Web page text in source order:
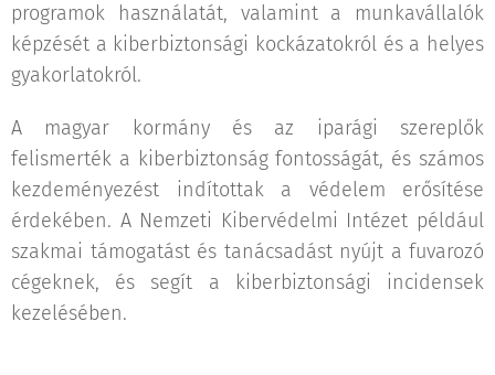
programok használatát, valamint a munkavállalók
képzését a kiberbiztonsági kockázatokról és a helyes
gyakorlatokról.
A magyar kormány és az iparági szereplők
felismerték a kiberbiztonság fontosságát, és számos
kezdeményezést indítottak a védelem erősítése
érdekében. A Nemzeti Kibervédelmi Intézet például
szakmai támogatást és tanácsadást nyújt a fuvarozó
cégeknek, és segít a kiberbiztonsági incidensek
kezelésében.